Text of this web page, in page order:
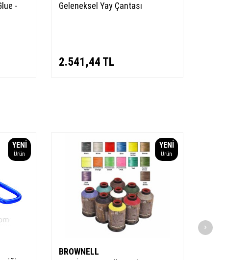
-
Geleneksel Yay Çantası
2.541,44 TL
YENI
Ürün
YENI
Ürün
BROWNELL